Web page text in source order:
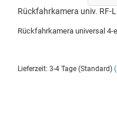
Rückfahrkamera univ. RF-
Rückfahrkamera universal 4-
Lieferzeit: 3-4 Tage (Standard)